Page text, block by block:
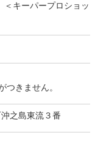
キーパープロショッ
きません。
之島東流３番